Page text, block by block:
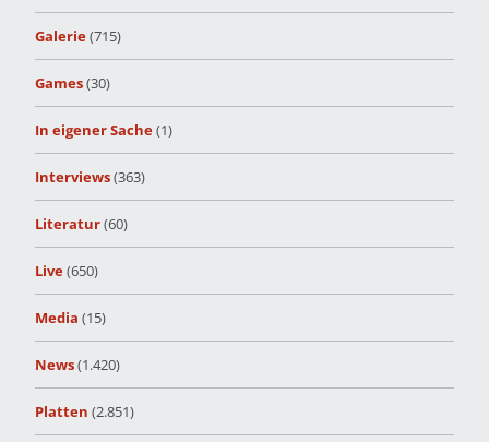
Galerie(715)
Games(30)
In eigener Sache(1)
Interviews(363)
Literatur(60)
Live(650)
Media (15)
News(1.420)
Platten (2.851)